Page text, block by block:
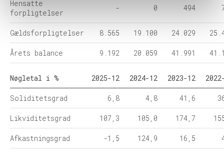
Hensatte
forpligtelser
- 0 494
Gældsforpligtelser 8.565 19.100 24.029
Årets balance 9.192 20.059 41.991
Nøgletal i % 2025-12 2024-12 2023-12
Soliditetsgrad 6,8 4,8 41,6
Likviditetsgrad 107,3 105,0 174,7
Afkastningsgrad -1,5 124,9 16,5